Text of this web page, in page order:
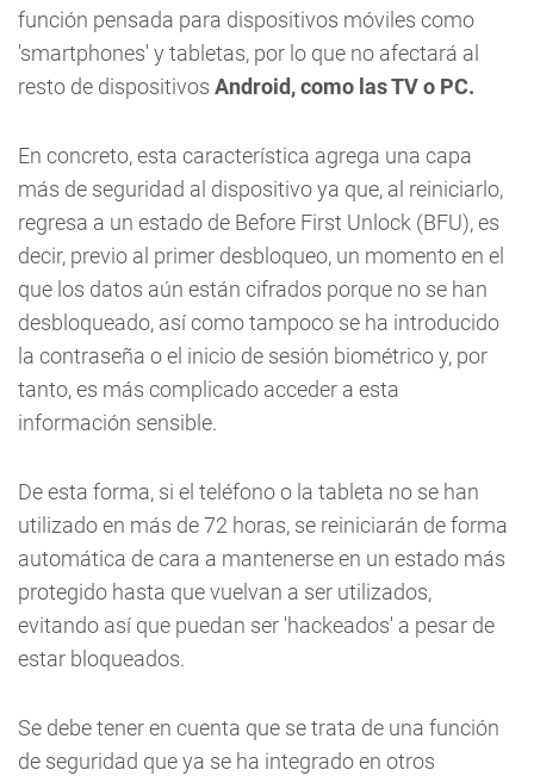
función pensada para dispositivos móviles como
'smartphones' y tabletas, por lo que no afectará al
resto de dispositivos Android, como las TV o PC.
En concreto, esta característica agrega una capa
más de seguridad al dispositivo ya que, al reiniciarlo,
regresa a un estado de Before First Unlock (BFU), es
decir, previo al primer desbloqueo, un momento en el
que los datos aún están cifrados porque no se han
desbloqueado, así como tampoco se ha introducido
la contraseña o el inicio de sesión biométrico y, por
tanto, es más complicado acceder a esta
información sensible.
De esta forma, si el teléfono o la tableta no se han
utilizado en más de 72 horas, se reiniciarán de forma
automática de cara a mantenerse en un estado más
protegido hasta que vuelvan a ser utilizados,
evitando así que puedan ser 'hackeados' a pesar de
estar bloqueados.
Se debe tener en cuenta que se trata de una función
de seguridad que ya se ha integrado en otros